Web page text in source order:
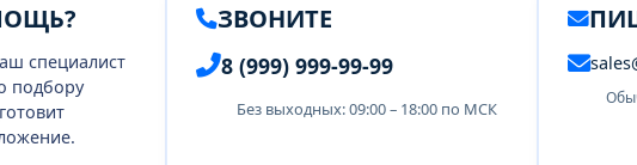
специалист
подбору
ЗВОНИТЕ
8 (999) 999-99-99
Без выходных: 09:00 – 18:00 по МСК